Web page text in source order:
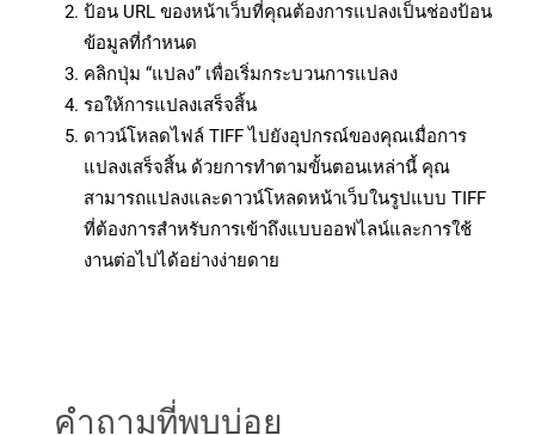
ป้อน URL ของหน้าเว็บที่คุณต้องการแปลงเป็นช่องป้อน
ข้อมูลที่กำหนด
คลิกปุ่ม “แปลง” เพื่อเริ่มกระบวนการแปลง
รอให้การแปลงเสร็จสิ้น
ดาวน์โหลดไฟล์ TIFF ไปยังอุปกรณ์ของคุณเมื่อการ
แปลงเสร็จสิ้น ด้วยการทำตามขั้นตอนเหล่านี้ คุณ
สามารถแปลงและดาวน์โหลดหน้าเว็บในรูปแบบ TIFF
ที่ต้องการสำหรับการเข้าถึงแบบออฟไลน์และการใช้
งานต่อไปได้อย่างง่ายดาย
คำถามที่พบบ่อย